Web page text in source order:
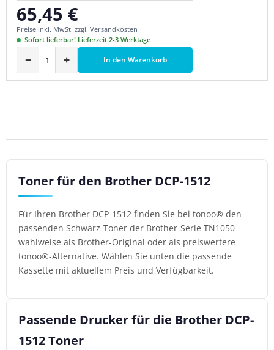
Regulärer Preis:
65,45 €
Preise inkl. MwSt. zzgl. Versandkosten
Sofort lieferbar! Lieferzeit 2-3 Werktage
− + In den Warenkorb
Toner für den Brother DCP-1512
Für Ihren Brother DCP-1512 finden Sie bei tonoo® den
passenden Schwarz-Toner der Brother-Serie TN1050 –
wahlweise als Brother-Original oder als preiswertere
tonoo®-Alternative. Wählen Sie unten die passende
Kassette mit aktuellem Preis und Verfügbarkeit.
Passende Drucker für die Brother DCP-
1512 Toner